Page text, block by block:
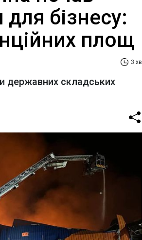
бізнесу:
площ
3 хв
державних складських